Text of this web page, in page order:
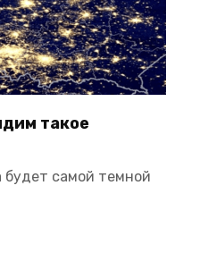
такое
самой темной